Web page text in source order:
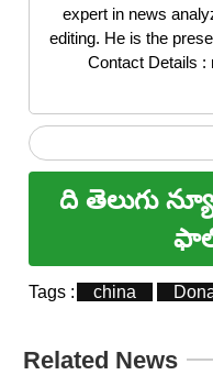
expert in news
editing. He is the
Contact Details :
ది తెలుగు
Tags : china
Related News